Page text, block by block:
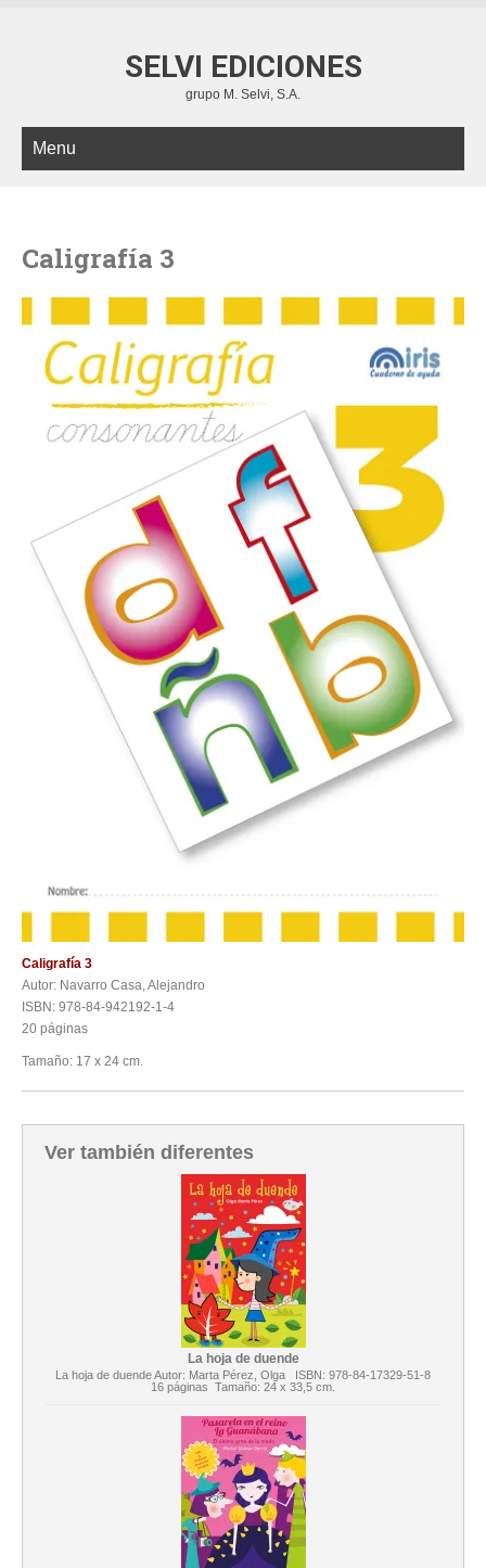
SELVI EDICIONES
grupo M. Selvi, S.A.
Menu
Caligrafía 3
Caligrafía 3
Autor: Navarro Casa, Alejandro
ISBN: 978-84-942192-1-4
20 páginas
Tamaño: 17 x 24 cm.
Ver también diferentes
La hoja de duende
La hoja de duende Autor: Marta Pérez, Olga ISBN: 978-84-17329-51-8
16 páginas Tamaño: 24 x 33,5 cm.